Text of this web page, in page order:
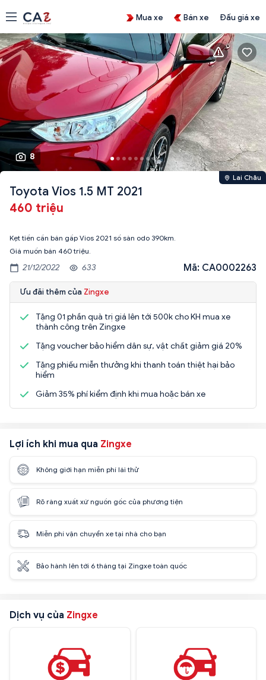
Mua xe Bán xe Đấu giá xe
8
Lai Châu
Toyota Vios 1.5 MT 2021
460 triệu
Kẹt tiền cần bán gấp Vios 2021 số sàn odo 390km.
Giá muốn bán 460 triệu.
21/12/2022 633 Mã: CA0002263
Ưu đãi thêm của Zingxe
Tặng 01 phần quà trị giá lên tới 500k cho KH mua xe
thành công trên Zingxe
Tặng voucher bảo hiểm dân sự, vật chất giảm giá 20%
Tặng phiếu miễn thưởng khi thanh toán thiệt hại bảo
hiểm
Giảm 35% phí kiểm định khi mua hoặc bán xe
Lợi ích khi mua qua Zingxe
Không giới hạn miễn phí lái thử
Rõ ràng xuất xứ nguồn gốc của phương tiện
Miễn phí vận chuyển xe tại nhà cho bạn
Bảo hành lên tới 6 tháng tại Zingxe toàn quốc
Dịch vụ của Zingxe